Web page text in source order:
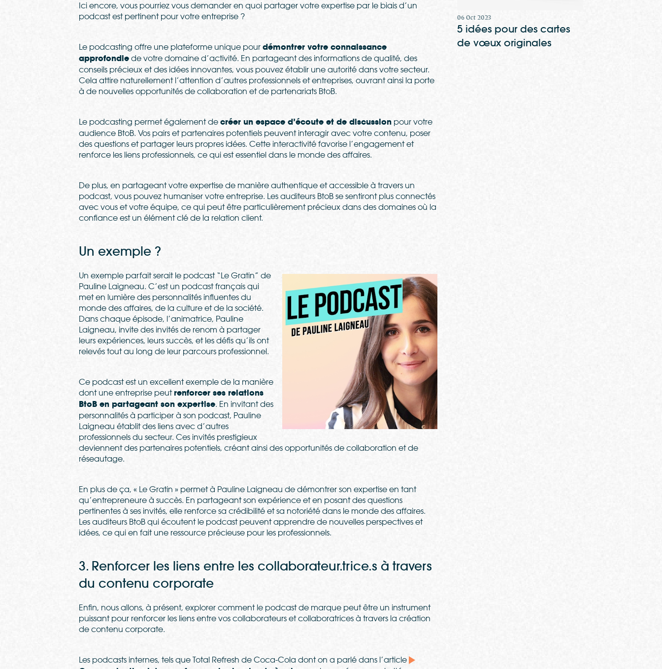
Ici encore, vous pourriez vous demander en quoi partager votre expertise par le biais d’un
podcast est pertinent pour votre entreprise ?
Le podcasting offre une plateforme unique pour démontrer votre connaissance
approfondie de votre domaine d’activité. En partageant des informations de qualité, des
conseils précieux et des idées innovantes, vous pouvez établir une autorité dans votre secteur.
Cela attire naturellement l’attention d’autres professionnels et entreprises, ouvrant ainsi la porte
à de nouvelles opportunités de collaboration et de partenariats BtoB.
Le podcasting permet également de créer un espace d’écoute et de discussion pour votre
audience BtoB. Vos pairs et partenaires potentiels peuvent interagir avec votre contenu, poser
des questions et partager leurs propres idées. Cette interactivité favorise l’engagement et
renforce les liens professionnels, ce qui est essentiel dans le monde des affaires.
De plus, en partageant votre expertise de manière authentique et accessible à travers un
podcast, vous pouvez humaniser votre entreprise. Les auditeurs BtoB se sentiront plus connectés
avec vous et votre équipe, ce qui peut être particulièrement précieux dans des domaines où la
confiance est un élément clé de la relation client.
Un exemple ?
Un exemple parfait serait le podcast “Le Gratin” de
Pauline Laigneau. C’est un podcast français qui
met en lumière des personnalités influentes du
monde des affaires, de la culture et de la société.
Dans chaque épisode, l’animatrice, Pauline
Laigneau, invite des invités de renom à partager
leurs expériences, leurs succès, et les défis qu’ils ont
relevés tout au long de leur parcours professionnel.
Ce podcast est un excellent exemple de la manière
dont une entreprise peut renforcer ses relations
BtoB en partageant son expertise. En invitant des
personnalités à participer à son podcast, Pauline
Laigneau établit des liens avec d’autres
professionnels du secteur. Ces invités prestigieux
deviennent des partenaires potentiels, créant ainsi des opportunités de collaboration et de
réseautage.
En plus de ça, « Le Gratin » permet à Pauline Laigneau de démontrer son expertise en tant
qu’entrepreneure à succès. En partageant son expérience et en posant des questions
pertinentes à ses invités, elle renforce sa crédibilité et sa notoriété dans le monde des affaires.
Les auditeurs BtoB qui écoutent le podcast peuvent apprendre de nouvelles perspectives et
idées, ce qui en fait une ressource précieuse pour les professionnels.
3. Renforcer les liens entre les collaborateur.trice.s à travers
du contenu corporate
Enfin, nous allons, à présent, explorer comment le podcast de marque peut être un instrument
puissant pour renforcer les liens entre vos collaborateurs et collaboratrices à travers la création
de contenu corporate.
Les podcasts internes, tels que Total Refresh de Coca-Cola dont on a parlé dans l’article
06 Oct 2023
5 idées pour des cartes
de vœux originales